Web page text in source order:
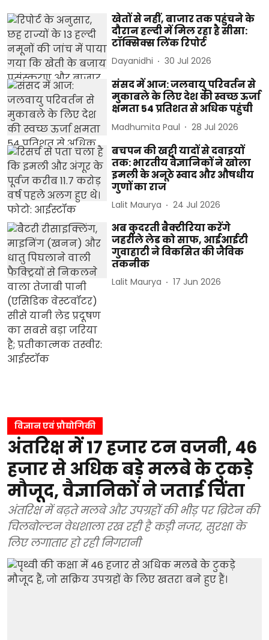
खेतों से नहीं, बाजार तक पहुंचने के
दौरान हल्दी में मिल रहा है सीसा:
टॉक्सिक्स लिंक रिपोर्ट
Dayanidhi 30 Jul 2026
संसद में आज: जलवायु परिवर्तन से
मुकाबले के लिए देश की स्वच्छ ऊर्जा
क्षमता 54 प्रतिशत से अधिक पहुंची
Madhumita Paul 28 Jul 2026
बचपन की खट्टी यादों से दवाइयों
तक: भारतीय वैज्ञानिकों ने खोला
इमली के अनूठे स्वाद और औषधीय
गुणों का राज
Lalit Maurya 24 Jul 2026
अब कुदरती बैक्टीरिया करेंगे
जहरीले लेड को साफ, आईआईटी
गुवाहाटी ने विकसित की जैविक
तकनीक
Lalit Maurya 17 Jun 2026
विज्ञान एवं प्रौद्योगिकी
अंतरिक्ष में 17 हजार टन वजनी, 46
हजार से अधिक बड़े मलबे के टुकड़े
मौजूद, वैज्ञानिकों ने जताई चिंता
अंतरिक्ष में बढ़ते मलबे और उपग्रहों की भीड़ पर ब्रिटेन की
चिलबोल्टन वेधशाला रख रही है कड़ी नजर, सुरक्षा के
लिए लगातार हो रही निगरानी